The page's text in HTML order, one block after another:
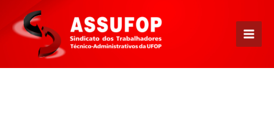
para
conteúdo